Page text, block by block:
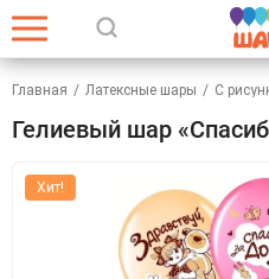
Главная / Латексные шары / С
Гелиевый шар
Хит!